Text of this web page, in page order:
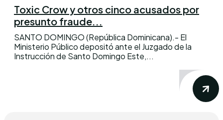
Toxic Crow y otros cinco acusados por
presunto fraude...
SANTO DOMINGO (República Dominicana).- El
Ministerio Público depositó ante el Juzgado de la
Instrucción de Santo Domingo Este,...